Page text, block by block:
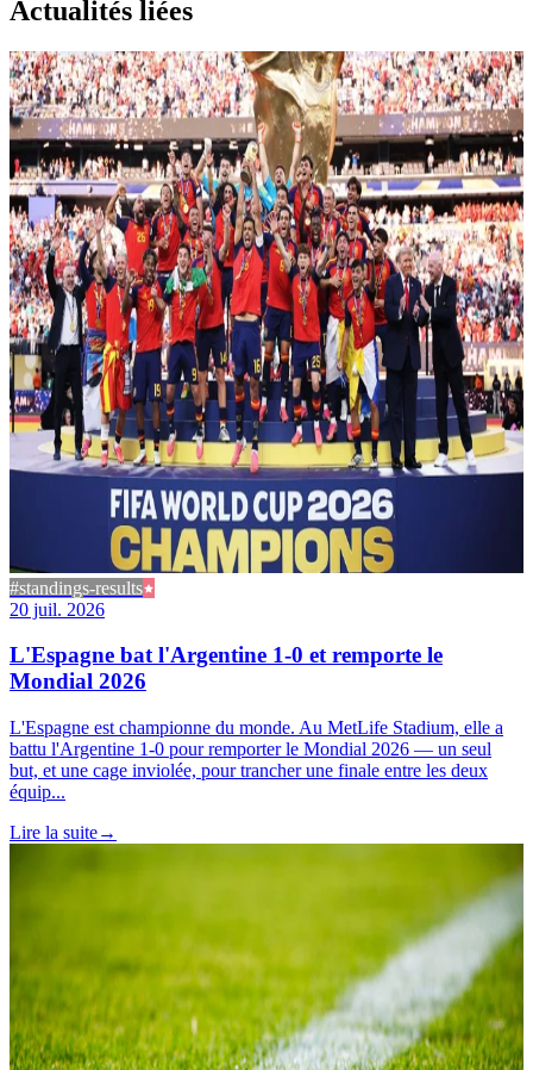
Actualités liées
#standings-results
20 juil. 2026
L'Espagne bat l'Argentine 1-0 et remporte le
Mondial 2026
L'Espagne est championne du monde. Au MetLife Stadium, elle a
battu l'Argentine 1-0 pour remporter le Mondial 2026 — un seul
but, et une cage inviolée, pour trancher une finale entre les deux
équip...
Lire la suite→